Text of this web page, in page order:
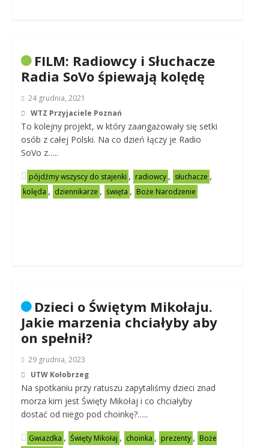
FILM: Radiowcy i Słuchacze
Radia SoVo śpiewają kolędę
24 grudnia, 2021
WTZ Przyjaciele Poznań
To kolejny projekt, w który zaangażowały się setki
osób z całej Polski. Na co dzień łączy je Radio
SoVo z…..
pójdźmy wszyscy do stajenki , radiowcy , słuchacze ,
kolęda , dziennikarze , święta , Boże Narodzenie
Dzieci o Świętym Mikołaju.
Jakie marzenia chciałyby aby
on spełnił?
29 grudnia, 2023
UTW Kołobrzeg
Na spotkaniu przy ratuszu zapytaliśmy dzieci znad
morza kim jest Święty Mikołaj i co chciałyby
dostać od niego pod choinkę?…..
Gwiazdka , Święty Mikołaj , choinka , prezenty , Boże